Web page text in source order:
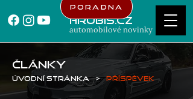
Hrubis.cz
automobilové novinky
Poradna
ČLÁNKY
Úvodní stránka > Příspěvek